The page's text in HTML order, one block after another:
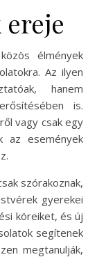
ereje
élmények
Az ilyen
hanem
is.
vagy csak egy
az események
szórakoznak,
gyerekei
köreiket, és új
segítenek
megtanulják,